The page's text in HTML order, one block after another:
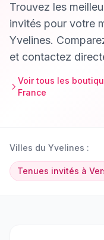
Trouvez les
invités pour votre
Yvelines.
et contactez
Voir tous les
France
Villes du Yvelines :
Tenues invités à